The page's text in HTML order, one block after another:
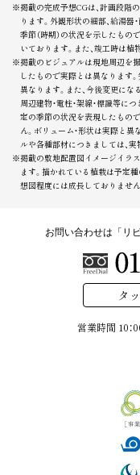
※掲載の完成予想CGは、計画段階
ります。外観形状の細部、給湯
季節（時期）の状況を示したも
いております。また、竣工時は
※掲載のビジュアルは現地周辺を撮
したもので実際とは異なります
異なります。また、今後変更にな
周辺建物・電柱・架線・標識等
定の季節の状況を表現したもの
ん。ボリューム・形状は実際と
ルや各種部材につきましては、
※掲載の敷地配置図イメージイラ
ます。描かれている植栽は予定
想図程度には成長しておりません
お問い合わせは「リ
タ
営業時間 10：